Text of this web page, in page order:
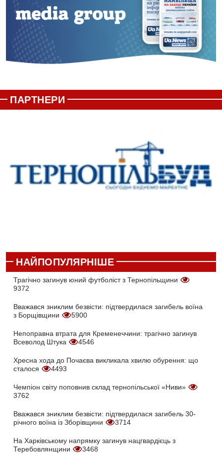
ПАРТНЕРИ
НАЙПОПУЛЯРНІШЕ
Трагічно загинув юний футболіст з Тернопільщини
9372
Вважався зниклим безвісти: підтвердилася загибель воїна
з Борщівщини
5900
Непоправна втрата для Кременеччини: трагічно загинув
Всеволод Штука
4546
Хресна хода до Почаєва викликала хвилю обурення: що
сталося
4493
Чемпіон світу поповнив склад тернопільської «Ниви»
3762
Вважався зниклим безвісти: підтвердилася загибель 30-
річного воїна із Зборівщини
3714
На Харківському напрямку загинув нацгвардієць з
Теребовлянщини
3468